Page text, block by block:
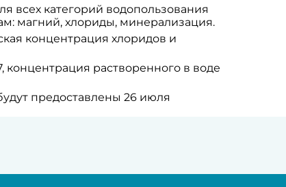
всех категорий водопользования
магний, хлориды, минерализация.
концентрация хлоридов и
концентрация растворенного в воде
предоставлены 26 июля